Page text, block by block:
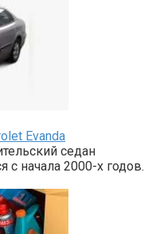
Evanda
седан
с начала 2000-х годов.